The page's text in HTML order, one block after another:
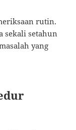
rutin.
sekali setahun
yang